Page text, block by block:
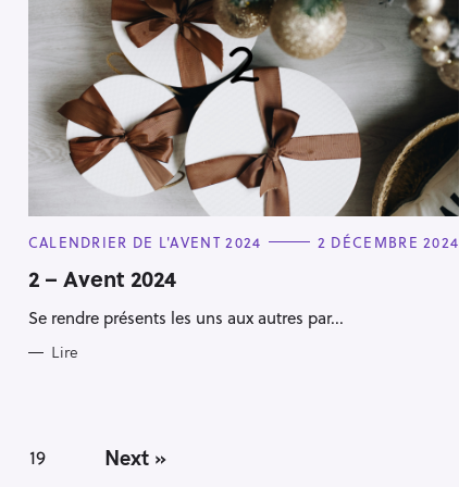
C
T
E
O
CALENDRIER DE L'AVENT 2024 2 DÉCEMBRE 2024
2 – Avent 2024
Se rendre présents les uns aux autres par...
Lire
19 Next »